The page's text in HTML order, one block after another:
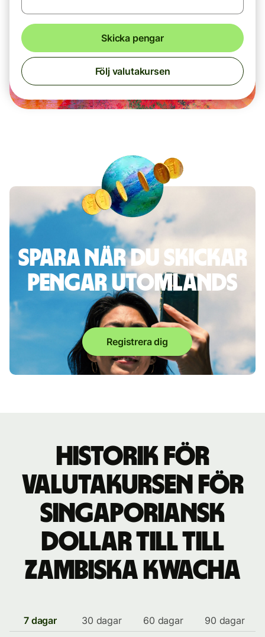
Skicka pengar
Följ valutakursen
Spara när du skickar
pengar utomlands
Registrera dig
Historik för
valutakursen för
singaporiansk
dollar till till
zambiska kwacha
7 dagar 30 dagar 60 dagar 90 dagar